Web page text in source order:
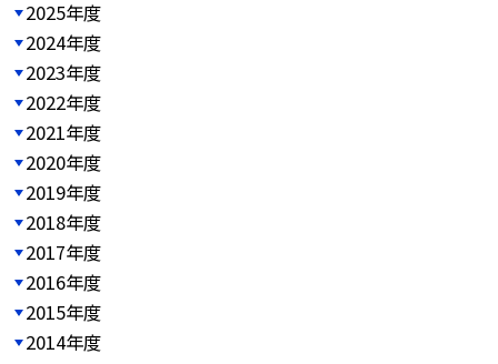
2025年度
2024年度
2023年度
2022年度
2021年度
2020年度
2019年度
2018年度
2017年度
2016年度
2015年度
2014年度